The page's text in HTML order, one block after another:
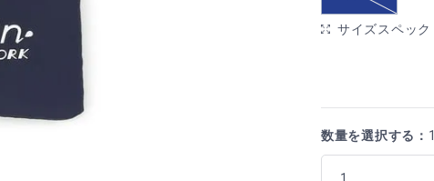
サイズスペック
数量を選択する： 1